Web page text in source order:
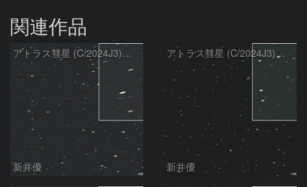
関連作品
アトラス彗星 (C/2024J3)：2026/08/07
新井優
アトラス彗星 (C/2024J3)：2026/08/05
新井優